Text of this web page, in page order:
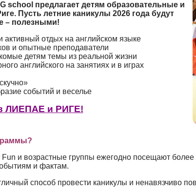
school предлагает детям образовательные и
. Пусть летние каникулы 2026 года будут
– полезными!
отдых на английском языке
и опытные преподаватели
детям темы из реальной жизни
английского на занятиях и в играх
событий и веселье
ЛИЕПАЕ и РИГЕ!
и возрастные группы ежегодно посещают
и фактам.
способ провести каникулы и ненавязчиво